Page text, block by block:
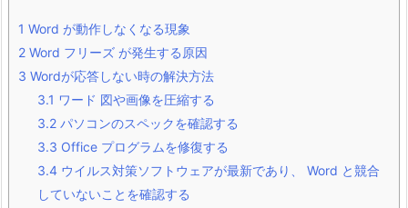
1 Word が動作しなくなる現象
2 Word フリーズ が発生する原因
3 Wordが応答しない時の解決方法
3.1 ワード 図や画像を圧縮する
3.2 パソコンのスペックを確認する
3.3 Office プログラムを修復する
3.4 ウイルス対策ソフトウェアが最新であり、 Word と競合
していないことを確認する